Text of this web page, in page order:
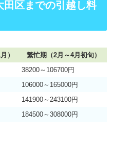
田区までの引越し料
）
繁忙期（2月～4月初旬）
38200～106700円
106000～165000円
141900～243100円
184500～308000円